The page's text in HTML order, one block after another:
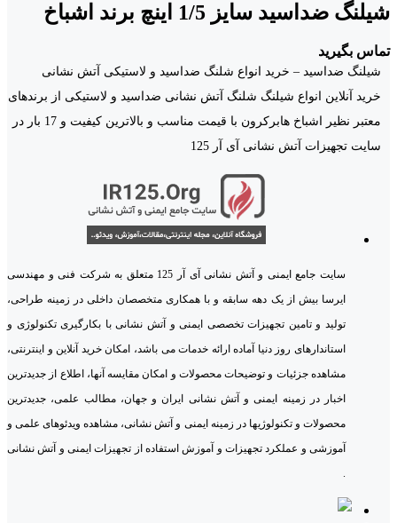
شیلنگ ضداسید سایز 1/5 اینچ برند اشباخ
تماس بگیرید
شیلنگ ضداسید – خرید انواع شلنگ ضداسید و لاستیکی آتش نشانی
خرید آنلاین انواع شیلنگ شلنگ آتش نشانی ضداسید و لاستیکی از برندهای
معتبر نظیر اشباخ هابرکرون با قیمت مناسب و بالاترین کیفیت و 17 بار در
سایت تجهیزات آتش نشانی آی آر 125
سایت جامع ایمنی و آتش نشانی آی آر 125 متعلق به شرکت فنی و مهندسی
ایرسا بیش از یک دهه سابقه و با همکاری متخصصان داخلی در زمینه طراحی،
تولید و تامین تجهیزات تخصصی ایمنی و آتش نشانی با بکارگیری تکنولوژی و
استاندارهای روز دنیا آماده ارائه خدمات می باشد، امکان خرید آنلاین و اینترنتی،
مشاهده جزئیات و توضیحات محصولات و امکان مقایسه آنها، اطلاع از جدیدترین
اخبار در زمینه ایمنی و آتش نشانی ایران و جهان، مطالب علمی، جدیدترین
محصولات و تکنولوژیها در زمینه ایمنی و آتش نشانی، مشاهده ویدئوهای علمی و
آموزشی و عملکرد تجهیزات و آموزش استفاده از تجهیزات ایمنی و آتش نشانی
.